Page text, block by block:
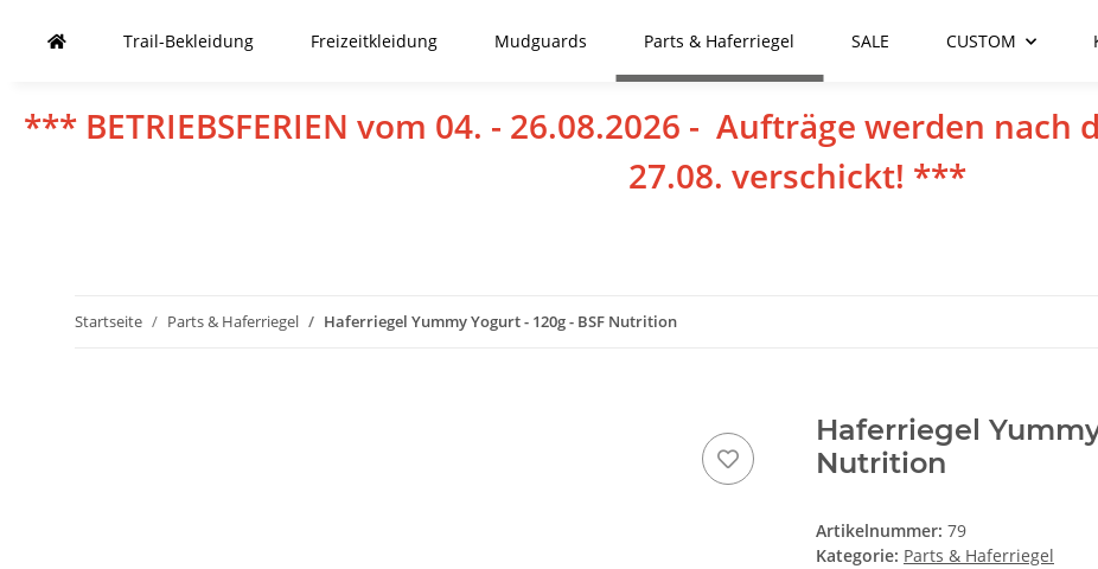
Trail-Bekleidung Freizeitkleidung Mudguards Parts & Haferriegel SALE CUSTOM
*** BETRIEBSFERIEN vom 04. - 26.08.2026 - Aufträge werden
27.08. verschickt! ***
Startseite Parts & Haferriegel Haferriegel Yummy Yogurt - 120g - BSF Nutrition
Haferriegel
Nutrition
Artikelnummer: 79
Kategorie: Parts & Haferriegel